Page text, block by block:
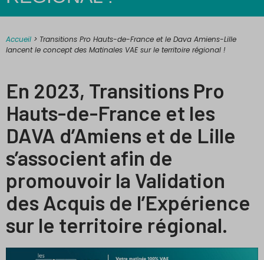
Accueil > Transitions Pro Hauts-de-France et le Dava Amiens-Lille
lancent le concept des Matinales VAE sur le territoire régional !
En 2023, Transitions Pro
Hauts-de-France et les
DAVA d’Amiens et de Lille
s’associent afin de
promouvoir la Validation
des Acquis de l’Expérience
sur le territoire régional.